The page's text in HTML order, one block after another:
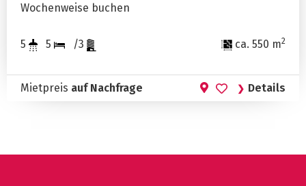
Wochenweise buchen
ca. 550 m2
5 5 /3
Mietpreis auf Nachfrage Details